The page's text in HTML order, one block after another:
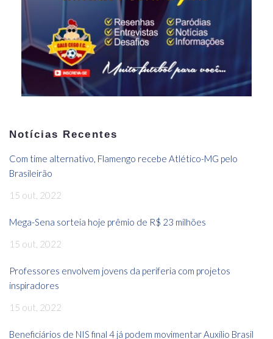
Notícias Recentes
Com time alternativo, Flamengo recebe Atlético-MG pelo
Brasileirão
15 out, 2022
Mega-Sena sorteia hoje prêmio de R$ 23 milhões
15 out, 2022
Professores envolvem jovens da periferia com projetos
inspiradores
15 out, 2022
Beneficiários de NIS final 4 já podem movimentar Auxílio Brasil